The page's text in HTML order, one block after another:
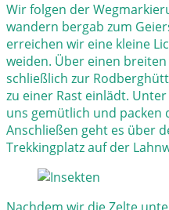
Wir folgen der
wandern bergab zum
erreichen wir eine kleine
weiden. Über einen
schließlich zur
zu einer Rast einlädt.
uns gemütlich und packen
Anschließen geht es über
Trekkingplatz auf der